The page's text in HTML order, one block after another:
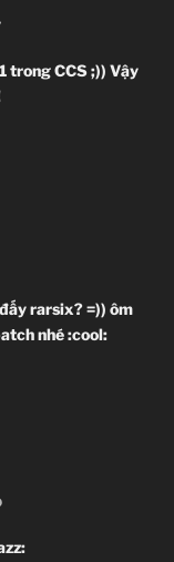
trong CCS ;)) Vậy
rarsix? =)) ôm
nhé :cool: